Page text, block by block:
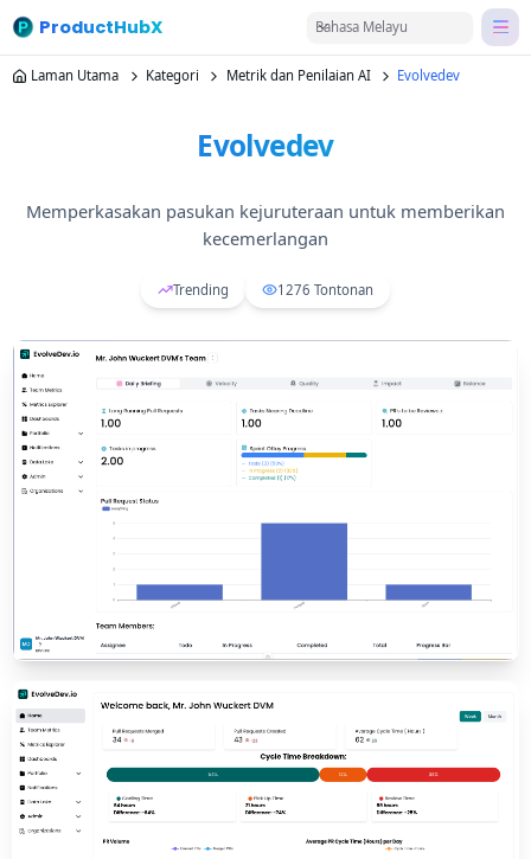
ProductHubX Bahasa Melayu
Laman Utama Kategori Metrik dan Penilaian AI Evolvedev
Evolvedev
Memperkasakan pasukan kejuruteraan untuk memberikan
kecemerlangan
Trending 1276 Tontonan